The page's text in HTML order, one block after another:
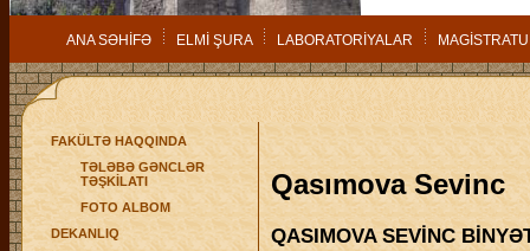
ANA SƏHİFƏ ELMİ ŞURA LABORATORİYALAR
FAKÜLTƏ HAQQINDA
TƏLƏBƏ GƏNCLƏR
TƏŞKİLATI
FOTO ALBOM
DEKANLIQ
Qasımova Sevinc
QASIMOVA SEVİNC